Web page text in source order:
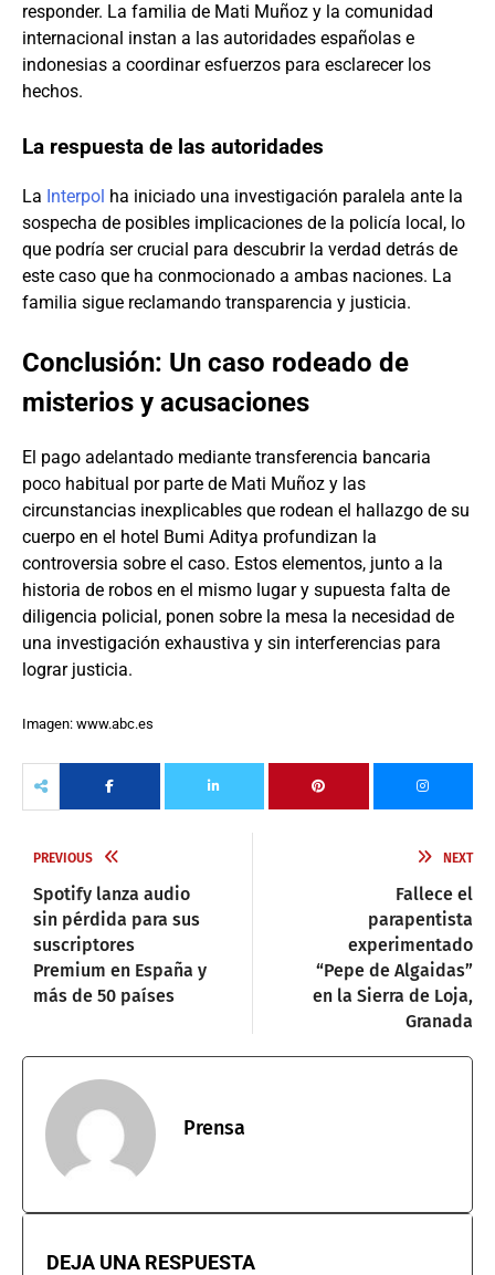
responder. La familia de Mati Muñoz y la comunidad
internacional instan a las autoridades españolas e
indonesias a coordinar esfuerzos para esclarecer los
hechos.
La respuesta de las autoridades
La Interpol ha iniciado una investigación paralela ante la
sospecha de posibles implicaciones de la policía local, lo
que podría ser crucial para descubrir la verdad detrás de
este caso que ha conmocionado a ambas naciones. La
familia sigue reclamando transparencia y justicia.
Conclusión: Un caso rodeado de
misterios y acusaciones
El pago adelantado mediante transferencia bancaria
poco habitual por parte de Mati Muñoz y las
circunstancias inexplicables que rodean el hallazgo de su
cuerpo en el hotel Bumi Aditya profundizan la
controversia sobre el caso. Estos elementos, junto a la
historia de robos en el mismo lugar y supuesta falta de
diligencia policial, ponen sobre la mesa la necesidad de
una investigación exhaustiva y sin interferencias para
lograr justicia.
Imagen: www.abc.es
PREVIOUS
Spotify lanza audio
sin pérdida para sus
suscriptores
Premium en España y
más de 50 países
NEXT
Fallece el
parapentista
experimentado
“Pepe de Algaidas”
en la Sierra de Loja,
Granada
Prensa
DEJA UNA RESPUESTA